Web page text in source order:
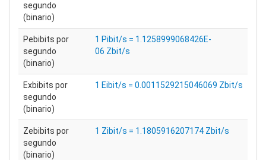
segundo
(binario)
Pebibits por
segundo
(binario)
1 Pibit/s = 1.1258999068426E-
06 Zbit/s
Exbibits por
segundo
(binario)
1 Eibit/s = 0.0011529215046069 Zbit/s
Zebibits por
segundo
(binario)
1 Zibit/s = 1.1805916207174 Zbit/s